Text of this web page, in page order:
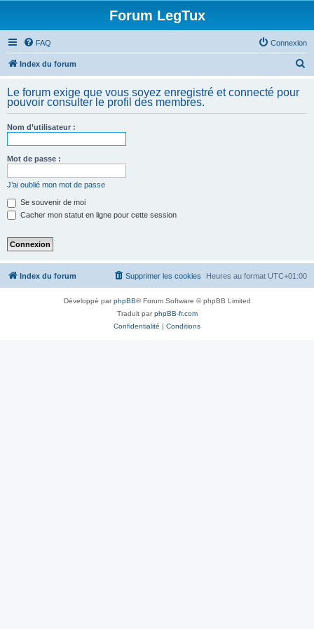
Forum LegTux
FAQ Connexion
Index du forum
h
Le forum exige que vous soyez enregistré et connecté pour
pouvoir consulter le profil des membres.
Nom d’utilisateur :
Mot de passe :
J’ai oublié mon mot de passe
Se souvenir de moi
Cacher mon statut en ligne pour cette session
Index du forum Heures au format UTC+01:00
Supprimer les cookies
Développé parphpBB® Forum Software © phpBB Limited
Traduit parphpBB-fr.com
Confidentialité | Conditions